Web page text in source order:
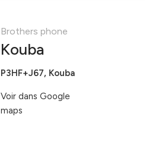
Brothers phone
Kouba
P3HF+J67, Kouba
Voir dans Google
maps